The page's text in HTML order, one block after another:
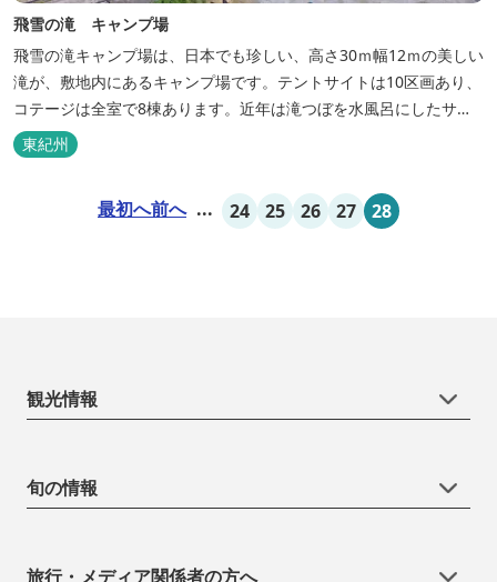
飛雪の滝 キャンプ場
飛雪の滝キャンプ場は、日本でも珍しい、高さ30ｍ幅12ｍの美しい
滝が、敷地内にあるキャンプ場です。テントサイトは10区画あり、
コテージは全室で8棟あります。近年は滝つぼを水風呂にしたサウ
ナが人気です。
東紀州
最初へ前へ ... 24 25 26 27 28
観光情報
旬の情報
旅行・メディア関係者の方へ